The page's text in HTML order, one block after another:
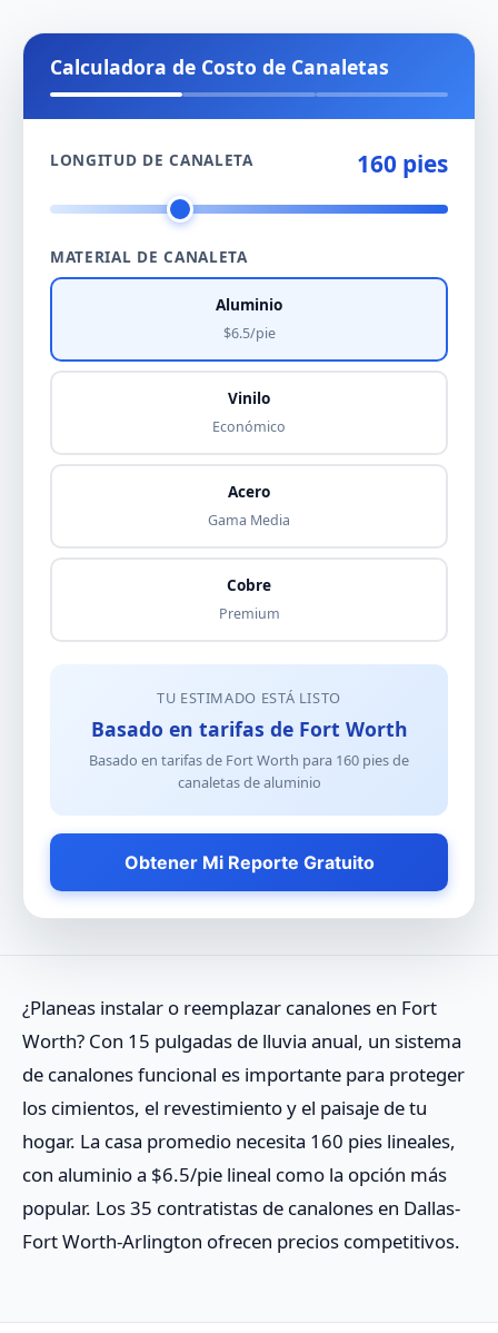
Calculadora de Costo de Canaletas
LONGITUD DE CANALETA 160 pies
MATERIAL DE CANALETA
Aluminio
$6.5/pie
Vinilo
Económico
Acero
Gama Media
Cobre
Premium
TU ESTIMADO ESTÁ LISTO
Basado en tarifas de Fort Worth
Basado en tarifas de Fort Worth para 160 pies de
canaletas de aluminio
Obtener Mi Reporte Gratuito
¿Planeas instalar o reemplazar canalones en Fort
Worth? Con 15 pulgadas de lluvia anual, un sistema
de canalones funcional es importante para proteger
los cimientos, el revestimiento y el paisaje de tu
hogar. La casa promedio necesita 160 pies lineales,
con aluminio a $6.5/pie lineal como la opción más
popular. Los 35 contratistas de canalones en Dallas-
Fort Worth-Arlington ofrecen precios competitivos.